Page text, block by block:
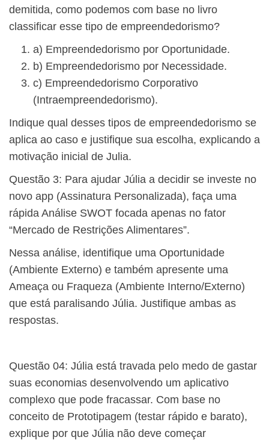
demitida, como podemos com base no livro
classificar esse tipo de empreendedorismo?
a) Empreendedorismo por Oportunidade.
b) Empreendedorismo por Necessidade.
c) Empreendedorismo Corporativo
(Intraempreendedorismo).
Indique qual desses tipos de empreendedorismo se
aplica ao caso e justifique sua escolha, explicando a
motivação inicial de Julia.
Questão 3: Para ajudar Júlia a decidir se investe no
novo app (Assinatura Personalizada), faça uma
rápida Análise SWOT focada apenas no fator
“Mercado de Restrições Alimentares”.
Nessa análise, identifique uma Oportunidade
(Ambiente Externo) e também apresente uma
Ameaça ou Fraqueza (Ambiente Interno/Externo)
que está paralisando Júlia. Justifique ambas as
respostas.
Questão 04: Júlia está travada pelo medo de gastar
suas economias desenvolvendo um aplicativo
complexo que pode fracassar. Com base no
conceito de Prototipagem (testar rápido e barato),
explique por que Júlia não deve começar